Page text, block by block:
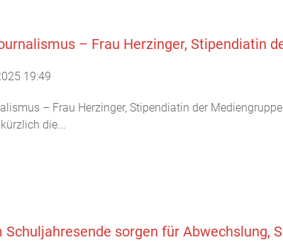
– Frau Herzinger, Stipendiatin
19:49
– Frau Herzinger, Stipendiatin der
die...
sorgen für Abwechslung,